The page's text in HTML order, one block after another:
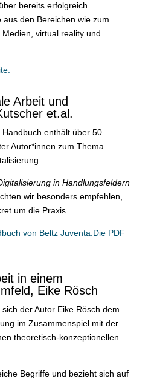
bereits erfolgreich
den Bereichen wie zum
virtual reality und
Arbeit und
et.al.
enthält über 50
Autor*innen zum Thema
in Handlungsfeldern
wir besonders empfehlen,
um die Praxis.
von Beltz Juventa.Die PDF
in einem
Eike Rösch
der Autor Eike Rösch dem
im Zusammenspiel mit der
theoretisch-konzeptionellen
Begriffe und bezieht sich auf